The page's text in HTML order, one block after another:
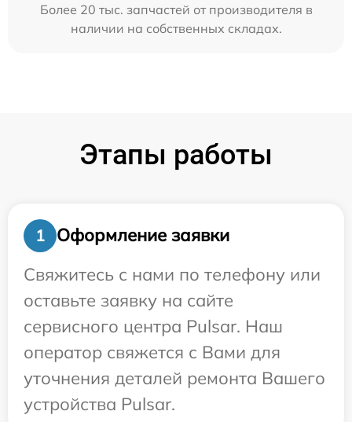
Более 20 тыс. запчастей от производителя в
наличии на собственных складах.
Этапы работы
1
Оформление заявки
Свяжитесь с нами по телефону или
оставьте заявку на сайте
сервисного центра Pulsar. Наш
оператор свяжется с Вами для
уточнения деталей ремонта Вашего
устройства Pulsar.